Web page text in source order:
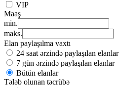
VIP
Maaş
min.
maks.
Elan paylaşılma vaxtı
24 saat ərzində paylaşılan elanlar
7 gün ərzində paylaşılan elanlar
Bütün elanlar
Tələb olunan təcrübə